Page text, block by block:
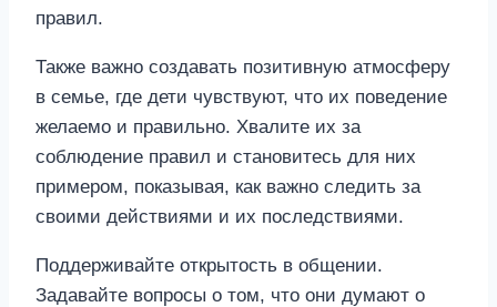
правил.
Также важно создавать позитивную атмосферу
в семье, где дети чувствуют, что их поведение
желаемо и правильно. Хвалите их за
соблюдение правил и становитесь для них
примером, показывая, как важно следить за
своими действиями и их последствиями.
Поддерживайте открытость в общении.
Задавайте вопросы о том, что они думают о